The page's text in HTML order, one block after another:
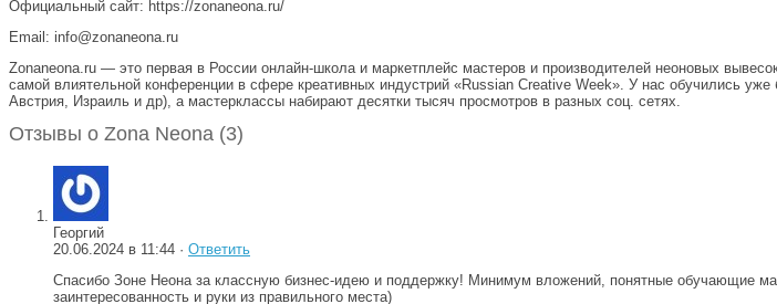
Официальный сайт: https://zonaneona.ru/
Email: info@zonaneona.ru
Zonaneona.ru — это первая в России онлайн-школа и маркетплейс мастеров и производителей неоновых
самой влиятельной конференции в сфере креативных индустрий «Russian Creative Week». У нас обучились
Австрия, Израиль и др), а мастерклассы набирают десятки тысяч просмотров в разных соц. сетях.
Отзывы о Zona Neona (3)
Георгий
20.06.2024 в 11:44 · Ответить
Спасибо Зоне Неона за классную бизнес-идею и поддержку! Минимум вложений, понятные обучающие
заинтересованность и руки из правильного места)